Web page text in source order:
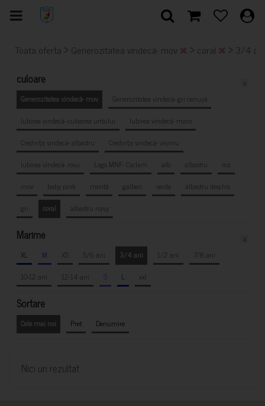
Toata oferta > Generozitatea vindecă- mov > coral > 3/4
culoare
Generozitatea vindecă- mov
Generozitatea vindecă- gri cenușă
Iubirea vindecă- culoarea untului
Iubirea vindecă- maro
Credința vindecă- albastru
Credința vindecă- vișiniu
Iubirea vindecă- roșu
Logo MNF- Cyclam alb albastru
roz
mov
baby pink mentă galben verde
albastru deschis
gri
coral albastru navy
Marime
XL M XS 5/6 ani 3/4 ani 1/2 ani
7/8 ani
10-12 ani
12-14 ani S L xxl
Sortare
Cele mai noi Pret Denumire
Nici un rezultat